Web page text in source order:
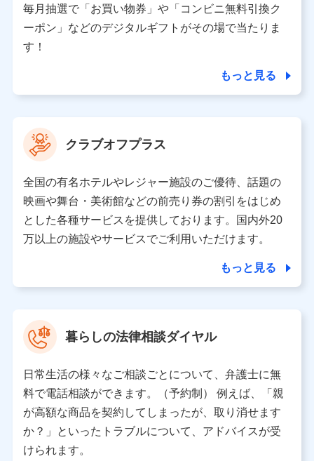
ドコモおよび提携会社のサービスを案内、提供するため
（各サービスで取得したサービス利用履歴、ウェブサイ
トの閲覧履歴、購買履歴、ご契約内容等のパーソナルデ
ータを分析して、お客さまの趣味・嗜好・傾向に応じた
上記に係る案内・手続き・管理等付帯業務を行うため
【当該個人データの管理について責任を有する者の名称・住
所・代表者名】
当該個人データを取り扱う各共同利用者（詳細は次のとお
り）
東京都千代田区永田町2丁目11番1号 山王パークタワー
株式会社NTTドコモ 代表取締役社長 前田 義晃
東京都中央区日本橋人形町2-14-10 アーバンネット日本橋
ビル 3F
※ 当社および株式会社NTTドコモは、お客さまの情報を利
データ憲章」に定める行動原則を順守します 。
※ パーソナルデータダッシュボードの「第三者提供の管
理」の設定状態にかかわらず、共同利用する場合がありま
※ dポイントクラブ会員ではないお客さま（2019年12月11
日以降、一度もdポイントクラブ会員であったことがないお
毎月抽選で「お買い物券」や「コンビニ無料引換ク
ーポン」などのデジタルギフトがその場で当たりま
す！
もっと見る
クラブオフプラス
全国の有名ホテルやレジャー施設のご優待、話題の
映画や舞台・美術館などの前売り券の割引をはじめ
とした各種サービスを提供しております。国内外20
万以上の施設やサービスでご利用いただけます。
もっと見る
暮らしの法律相談ダイヤル
日常生活の様々なご相談ごとについて、弁護士に無
料で電話相談ができます。（予約制） 例えば、「親
が高額な商品を契約してしまったが、取り消せます
か？」といったトラブルについて、アドバイスが受
けられます。